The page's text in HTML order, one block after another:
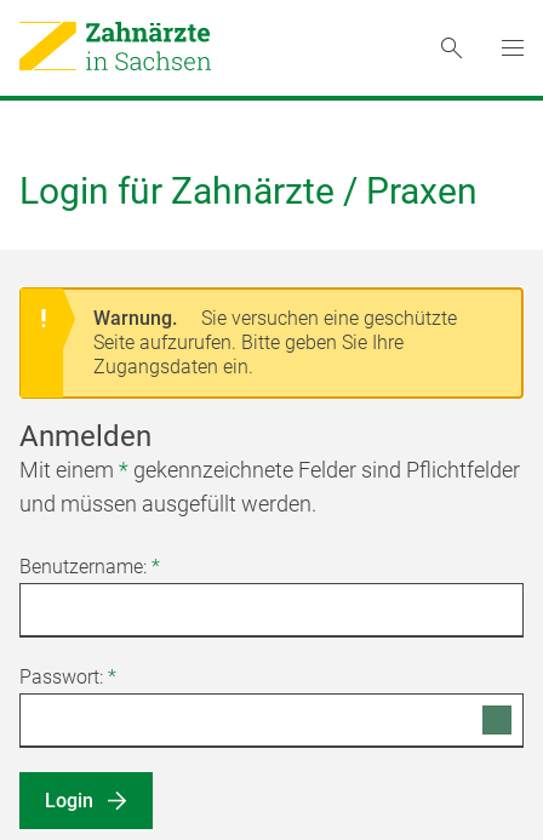
Login für Zahnärzte / Praxen
Warnung.
Sie versuchen eine geschützte
Seite aufzurufen. Bitte geben Sie Ihre
Zugangsdaten ein.
Anmelden
Mit einem * gekennzeichnete Felder sind Pflichtfelder
und müssen ausgefüllt werden.
Benutzername: *
Passwort: *
Login